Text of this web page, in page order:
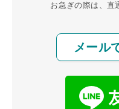
お急ぎの際は、直
メール